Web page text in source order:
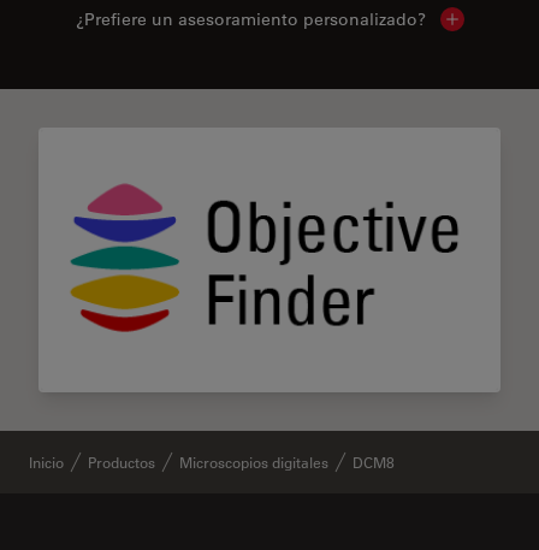
¿Prefiere un asesoramiento personalizado? Show local
Inicio Productos Microscopios digitales DCM8